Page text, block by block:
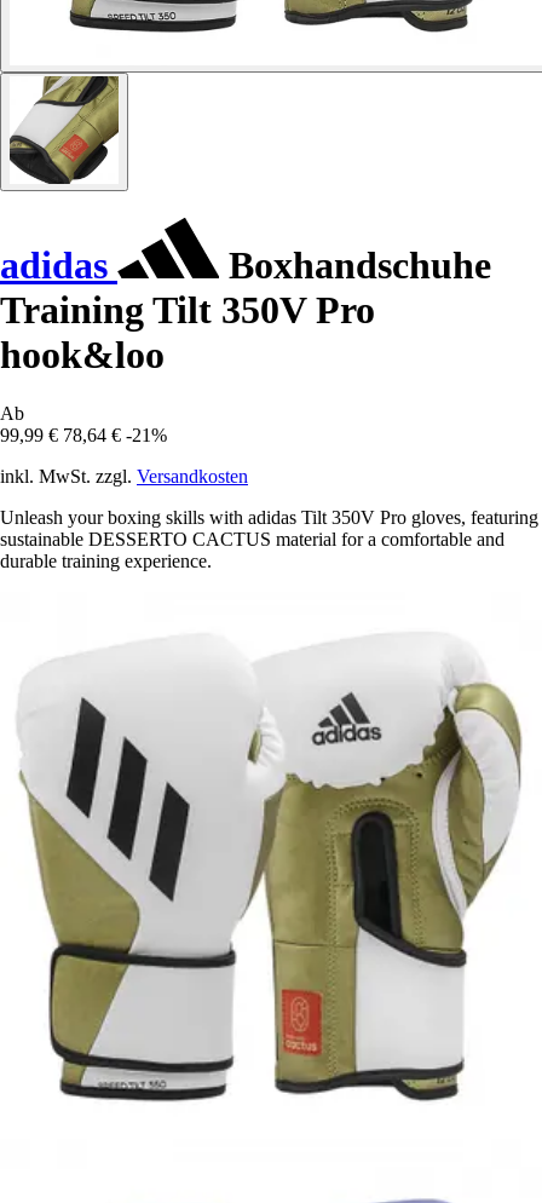
adidas
Boxhandschuhe
Training Tilt 350V Pro
hook&loo
Ab
99,99 € 78,64 € -21%
inkl. MwSt. zzgl. Versandkosten
Unleash your boxing skills with adidas Tilt 350V Pro gloves, featuring
sustainable DESSERTO CACTUS material for a comfortable and
durable training experience.